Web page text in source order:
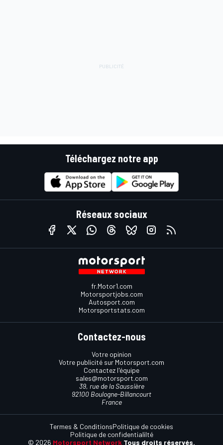
Téléchargez notre app
Réseaux sociaux
fr.Motor1.com
Motorsportjobs.com
Autosport.com
Motorsportstats.com
Contactez-nous
Votre opinion
Votre publicité sur Motorsport.com
Contactez l'équipe
sales@motorsport.com
39, rue de la Saussière
92100 Boulogne-Billancourt
France
© 2026 Motorsport Network Tous droits réservés.
Termes & ConditionsPolitique de cookies
Politique de confidentialilté